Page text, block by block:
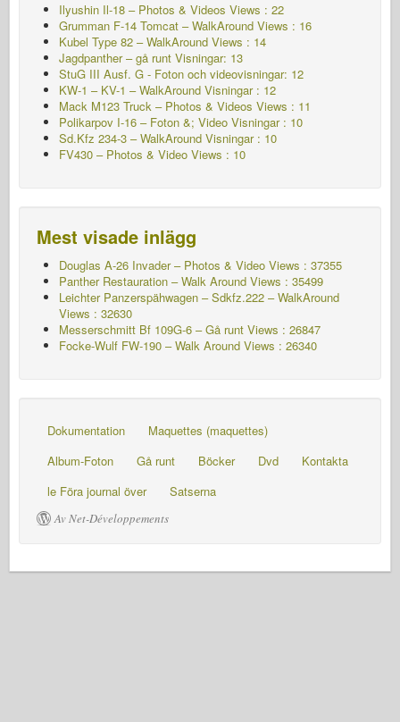
Ilyushin Il-18 – Photos & Videos Views : 22
Grumman F-14 Tomcat – WalkAround Views : 16
Kubel Type 82 – WalkAround Views : 14
Jagdpanther – gå runt Visningar: 13
StuG III Ausf. G - Foton och videovisningar: 12
KW-1 – KV-1 – WalkAround Visningar : 12
Mack M123 Truck – Photos & Videos Views : 11
Polikarpov I-16 – Foton &; Video Visningar : 10
Sd.Kfz 234-3 – WalkAround Visningar : 10
FV430 – Photos & Video Views : 10
Mest visade inlägg
Douglas A-26 Invader – Photos & Video Views : 37355
Panther Restauration – Walk Around Views : 35499
Leichter Panzerspähwagen – Sdkfz.222 – WalkAround
Views : 32630
Messerschmitt Bf 109G-6 – Gå runt Views : 26847
Focke-Wulf FW-190 – Walk Around Views : 26340
Dokumentation
Maquettes (maquettes)
Album-Foton
Gå runt Böcker Dvd
Kontakta
le Föra journal över
Satserna
Av Net-Développements